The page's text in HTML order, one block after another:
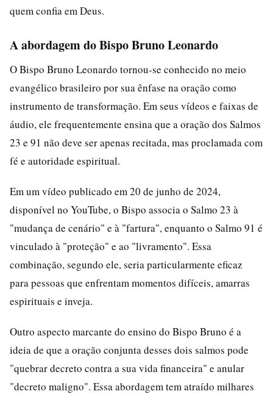
quem confia em Deus.
A abordagem do Bispo Bruno Leonardo
O Bispo Bruno Leonardo tornou-se conhecido no meio
evangélico brasileiro por sua ênfase na oração como
instrumento de transformação. Em seus vídeos e faixas de
áudio, ele frequentemente ensina que a oração dos Salmos
23 e 91 não deve ser apenas recitada, mas proclamada com
fé e autoridade espiritual.
Em um vídeo publicado em 20 de junho de 2024,
disponível no YouTube, o Bispo associa o Salmo 23 à
"mudança de cenário" e à "fartura", enquanto o Salmo 91 é
vinculado à "proteção" e ao "livramento". Essa
combinação, segundo ele, seria particularmente eficaz
para pessoas que enfrentam momentos difíceis, amarras
espirituais e inveja.
Outro aspecto marcante do ensino do Bispo Bruno é a
ideia de que a oração conjunta desses dois salmos pode
"quebrar decreto contra a sua vida financeira" e anular
"decreto maligno". Essa abordagem tem atraído milhares